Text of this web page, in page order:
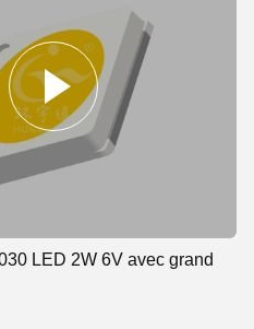
LED 2W 6V avec grand